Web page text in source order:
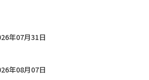
年07月31日
年08月07日